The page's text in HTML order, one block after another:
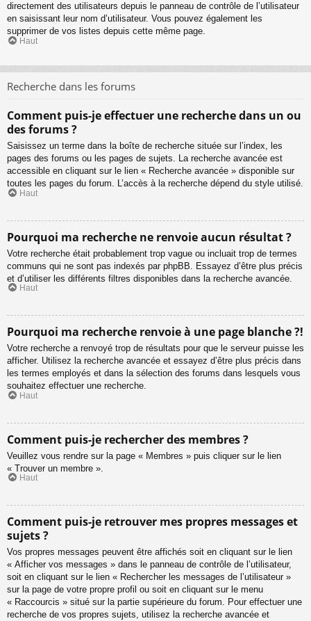
directement des utilisateurs depuis le panneau de contrôle de l’utilisateur
en saisissant leur nom d’utilisateur. Vous pouvez également les
supprimer de vos listes depuis cette même page.
Haut
Recherche dans les forums
Comment puis-je effectuer une recherche dans un ou
des forums ?
Saisissez un terme dans la boîte de recherche située sur l’index, les
pages des forums ou les pages de sujets. La recherche avancée est
accessible en cliquant sur le lien « Recherche avancée » disponible sur
toutes les pages du forum. L’accès à la recherche dépend du style utilisé.
Haut
Pourquoi ma recherche ne renvoie aucun résultat ?
Votre recherche était probablement trop vague ou incluait trop de termes
communs qui ne sont pas indexés par phpBB. Essayez d’être plus précis
et d’utiliser les différents filtres disponibles dans la recherche avancée.
Haut
Pourquoi ma recherche renvoie à une page blanche ?!
Votre recherche a renvoyé trop de résultats pour que le serveur puisse les
afficher. Utilisez la recherche avancée et essayez d’être plus précis dans
les termes employés et dans la sélection des forums dans lesquels vous
souhaitez effectuer une recherche.
Haut
Comment puis-je rechercher des membres ?
Veuillez vous rendre sur la page « Membres » puis cliquer sur le lien
« Trouver un membre ».
Haut
Comment puis-je retrouver mes propres messages et
sujets ?
Vos propres messages peuvent être affichés soit en cliquant sur le lien
« Afficher vos messages » dans le panneau de contrôle de l’utilisateur,
soit en cliquant sur le lien « Rechercher les messages de l’utilisateur »
sur la page de votre propre profil ou soit en cliquant sur le menu
« Raccourcis » situé sur la partie supérieure du forum. Pour effectuer une
recherche de vos propres sujets, utilisez la recherche avancée et